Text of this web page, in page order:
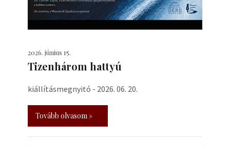
2026. június 15.
Tizenhárom hattyú
kiállításmegnyitó - 2026. 06. 20.
Tovább olvasom »